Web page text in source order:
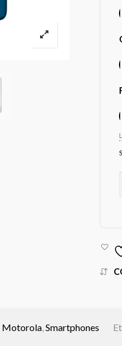
Motorola,Smartphones